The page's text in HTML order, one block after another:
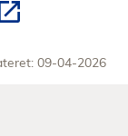
09-04-2026